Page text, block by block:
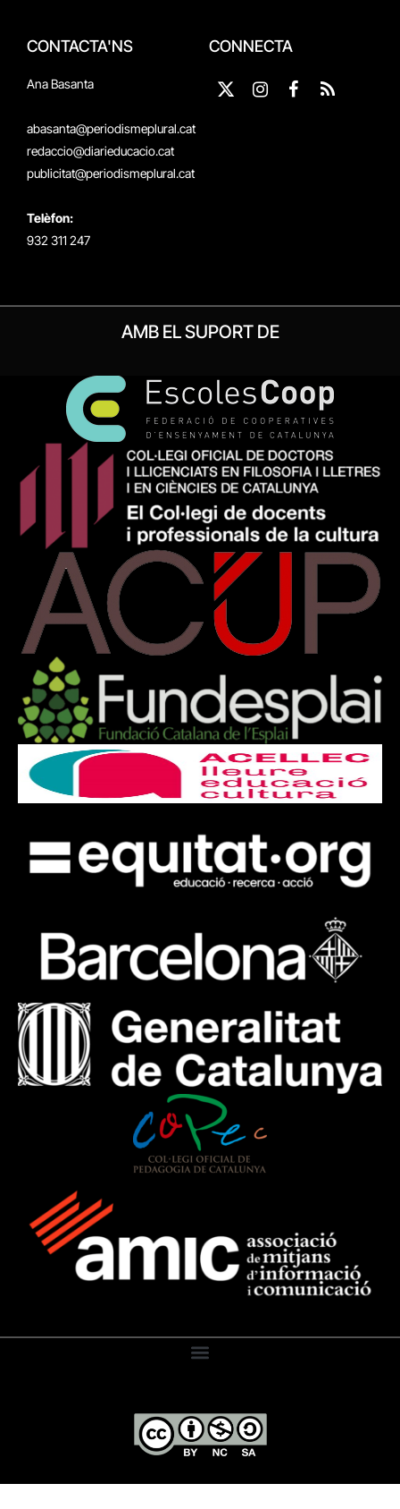
CONTACTA'NS
Ana Basanta
abasanta@periodismeplural.cat
redaccio@diarieducacio.cat
publicitat@periodismeplural.cat
Telèfon:
932 311 247
CONNECTA
X
Instagram
Facebook
RSS
AMB EL SUPORT DE